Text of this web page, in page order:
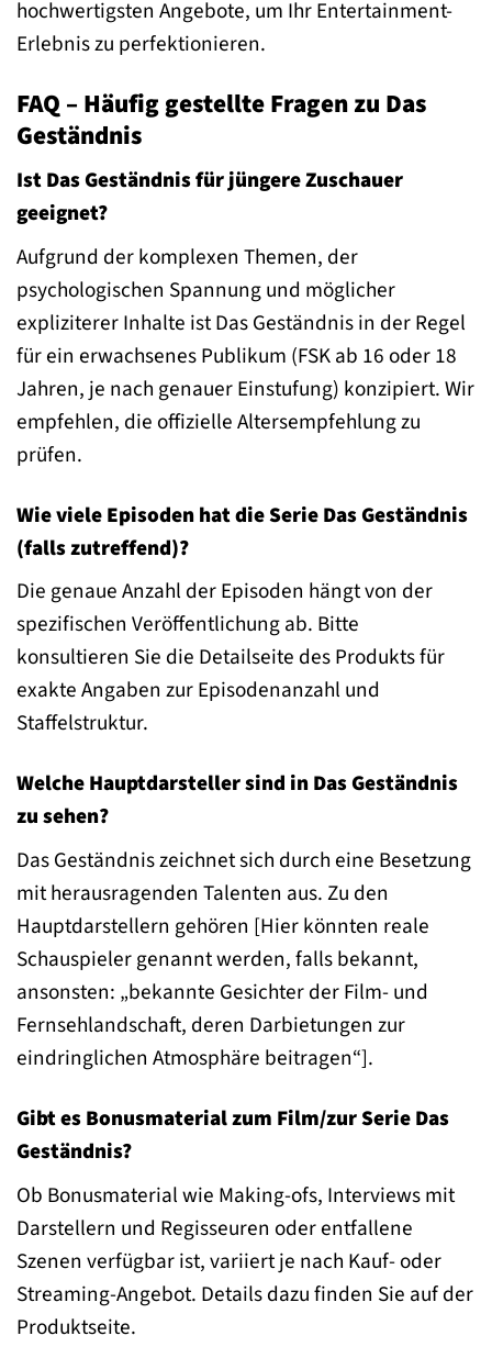
hochwertigsten Angebote, um Ihr Entertainment-
Erlebnis zu perfektionieren.
FAQ – Häufig gestellte Fragen zu Das
Geständnis
Ist Das Geständnis für jüngere Zuschauer
geeignet?
Aufgrund der komplexen Themen, der
psychologischen Spannung und möglicher
expliziterer Inhalte ist Das Geständnis in der Regel
für ein erwachsenes Publikum (FSK ab 16 oder 18
Jahren, je nach genauer Einstufung) konzipiert. Wir
empfehlen, die offizielle Altersempfehlung zu
prüfen.
Wie viele Episoden hat die Serie Das Geständnis
(falls zutreffend)?
Die genaue Anzahl der Episoden hängt von der
spezifischen Veröffentlichung ab. Bitte
konsultieren Sie die Detailseite des Produkts für
exakte Angaben zur Episodenanzahl und
Staffelstruktur.
Welche Hauptdarsteller sind in Das Geständnis
zu sehen?
Das Geständnis zeichnet sich durch eine Besetzung
mit herausragenden Talenten aus. Zu den
Hauptdarstellern gehören [Hier könnten reale
Schauspieler genannt werden, falls bekannt,
ansonsten: „bekannte Gesichter der Film- und
Fernsehlandschaft, deren Darbietungen zur
eindringlichen Atmosphäre beitragen“].
Gibt es Bonusmaterial zum Film/zur Serie Das
Geständnis?
Ob Bonusmaterial wie Making-ofs, Interviews mit
Darstellern und Regisseuren oder entfallene
Szenen verfügbar ist, variiert je nach Kauf- oder
Streaming-Angebot. Details dazu finden Sie auf der
Produktseite.